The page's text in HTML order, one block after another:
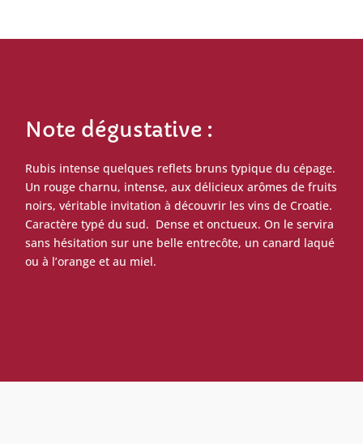
Note dégustative :
Rubis intense quelques reflets bruns typique du cépage.
Un rouge charnu, intense, aux délicieux arômes de fruits
noirs, véritable invitation à découvrir les vins de Croatie.
Caractère typé du sud. Dense et onctueux. On le servira
sans hésitation sur une belle entrecôte, un canard laqué
ou à l’orange et au miel.